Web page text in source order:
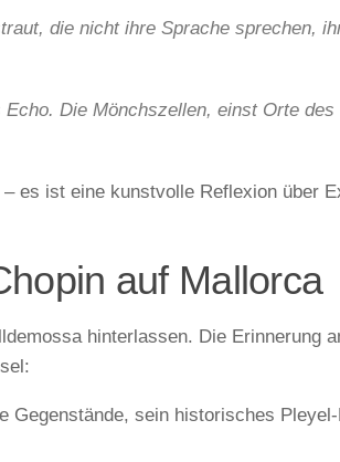
die nicht ihre Sprache sprechen,
Die Mönchszellen, einst Orte des
es ist eine kunstvolle Reflexion über
auf Mallorca
hinterlassen. Die Erinnerung
Gegenstände, sein historisches